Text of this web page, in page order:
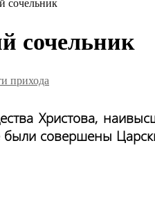
сочельник
сочельник
прихода
Христова,
совершены